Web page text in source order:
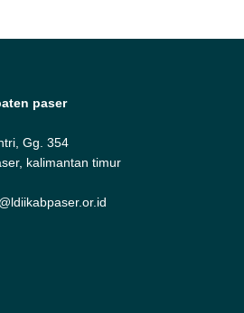
paser
Gg. 354
kalimantan timur